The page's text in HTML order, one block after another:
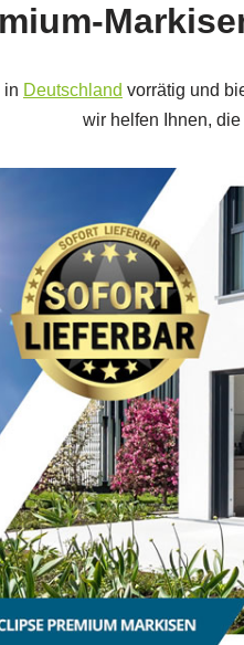
in Deutschland vorrätig und
wir helfen Ihnen,